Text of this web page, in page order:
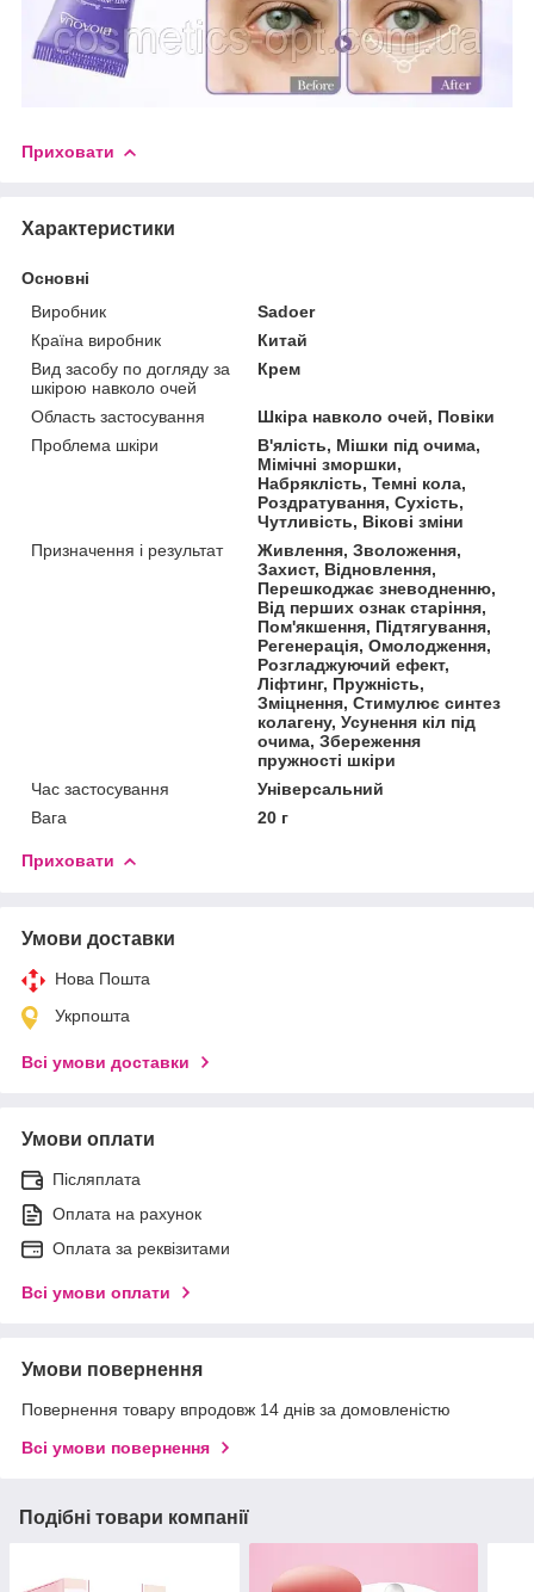
Приховати
Характеристики
Основні
Виробник
Sadoer
Країна виробник
Китай
Вид засобу по догляду за
шкірою навколо очей
Крем
Область застосування
Шкіра навколо очей, Повіки
Проблема шкіри
В'ялість, Мішки під очима,
Мімічні зморшки,
Набряклість, Темні кола,
Роздратування, Сухість,
Чутливість, Вікові зміни
Призначення і результат
Живлення, Зволоження,
Захист, Відновлення,
Перешкоджає зневодненню,
Від перших ознак старіння,
Пом'якшення, Підтягування,
Регенерація, Омолодження,
Розгладжуючий ефект,
Ліфтинг, Пружність,
Зміцнення, Стимулює синтез
колагену, Усунення кіл під
очима, Збереження
пружності шкіри
Час застосування
Універсальний
Вага
20 г
Приховати
Умови доставки
Нова Пошта
Укрпошта
Всі умови доставки
Умови оплати
Післяплата
Оплата на рахунок
Оплата за реквізитами
Всі умови оплати
Умови повернення
Повернення товару впродовж 14 днів за домовленістю
Всі умови повернення
Подібні товари компанії